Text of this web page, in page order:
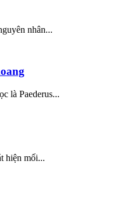
nhân...
là Paederus...
hiện mối...